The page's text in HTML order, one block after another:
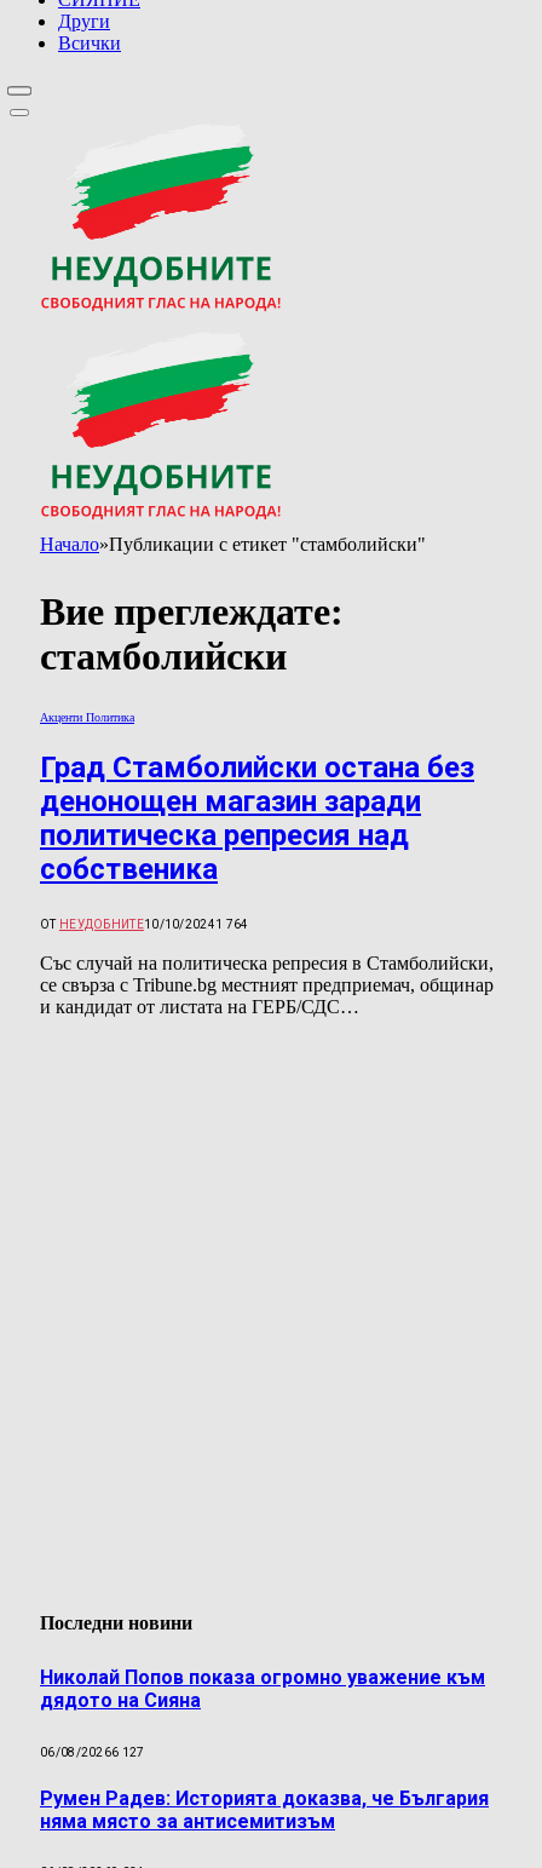
Други
Всички
Начало»Публикации с етикет "стамболийски"
Вие преглеждате:
стамболийски
Акценти Политика
Град Стамболийски остана без
денонощен магазин заради
политическа репресия над
собственика
ОТ НЕУДОБНИТЕ10/10/20241 764
Със случай на политическа репресия в Стамболийски,
се свърза с Tribune.bg местният предприемач, общинар
и кандидат от листата на ГЕРБ/СДС…
Последни новини
Николай Попов показа огромно уважение към
дядото на Сияна
06/08/20266 127
Румен Радев: Историята доказва, че България
няма място за антисемитизъм